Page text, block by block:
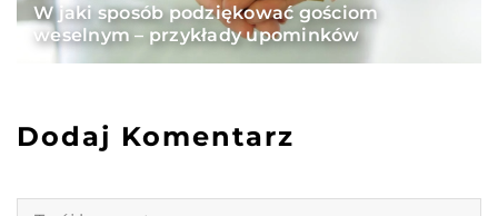
W jaki sposób podziękować gościom
weselnym – przykłady upominków
Dodaj Komentarz